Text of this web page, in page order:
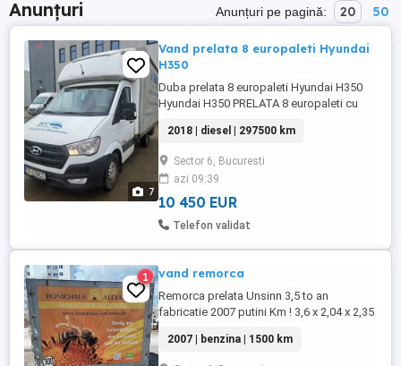
Anunțuri Anunțuri pe pagină: 20 50
7
Vand prelata 8 europaleti Hyundai
H350
Duba prelata 8 europaleti Hyundai H350
Hyundai H350 PRELATA 8 europaleti cu
297500 km Euro 6 150CP Unic proprietar,
achizitie de la dealer Hyundai Romania
Inmatriculata iulie 2018 Spatiu incarcare:
Lungime: 4.10 m, Latime: 2.20 m, Inaltime:
2.55 m Masa max. aut. ...
2018 | diesel | 297500 km
Sector 6, Bucuresti
azi 09:39
10 450 EUR
Telefon validat
1 vand remorca
Remorca prelata Unsinn 3,5 to an
fabricatie 2007 putini Km ! 3,6 x 2,04 x 2,35
acoperita cu placi de aluminiu, picioare
suport incarcatura , rampe de urcare
2007 | benzina | 1500 km